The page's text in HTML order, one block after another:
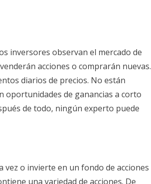
inversores observan el mercado de
acciones o comprarán nuevas.
diarios de precios. No están
oportunidades de ganancias a corto
de todo, ningún experto puede
o invierte en un fondo de acciones
una variedad de acciones. De